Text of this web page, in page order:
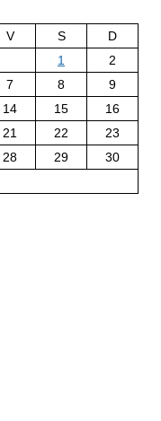
V S
D
1
2
7 8
9
14 15
16
21 22
23
28 29
30